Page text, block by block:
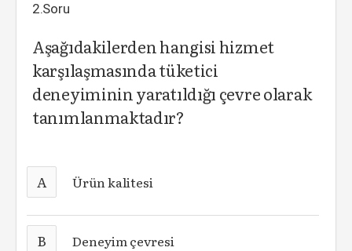
2.Soru
Aşağıdakilerden hangisi hizmet
karşılaşmasında tüketici
deneyiminin yaratıldığı çevre olarak
tanımlanmaktadır?
A Ürün kalitesi
B Deneyim çevresi